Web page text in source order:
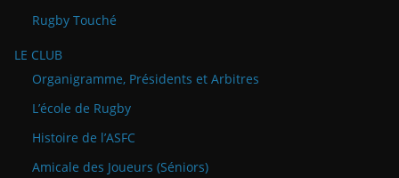
Rugby Touché
LE CLUB
Organigramme, Présidents et Arbitres
L’école de Rugby
Histoire de l’ASFC
Amicale des Joueurs (Séniors)